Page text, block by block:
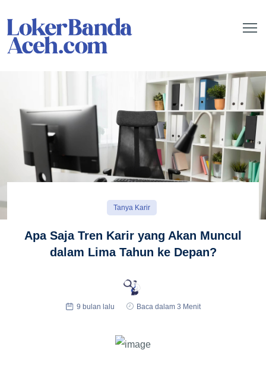
Tanya Karir
Apa Saja Tren Karir yang Akan Muncul
dalam Lima Tahun ke Depan?
9 bulan lalu Baca dalam 3 Menit